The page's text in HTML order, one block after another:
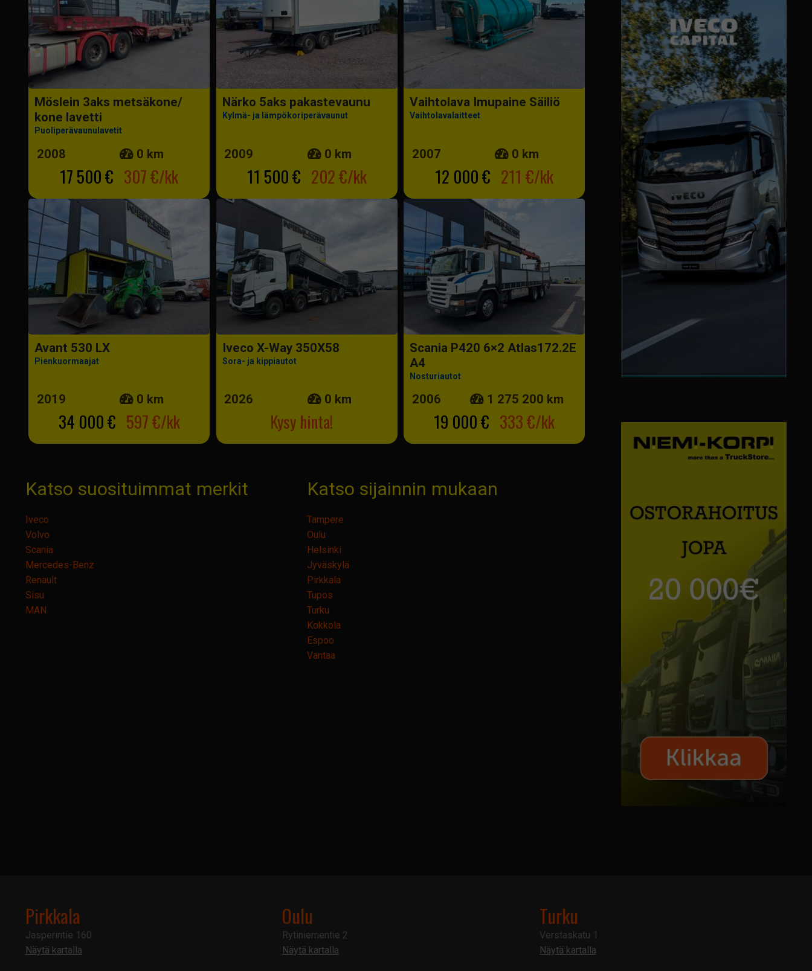
Möslein 3aks metsäkone/
kone lavetti
Puoliperävaunulavetit
2008 0 km
17 500 € 307 €/kk
Närko 5aks pakastevaunu
Kylmä- ja lämpökoriperävaunut
2009 0 km
11 500 € 202 €/kk
Vaihtolava Imupaine Säiliö
Vaihtolavalaitteet
2007 0 km
12 000 € 211 €/kk
Avant 530 LX
Pienkuormaajat
2019 0 km
34 000 € 597 €/kk
Iveco X-Way 350X58
Sora- ja kippiautot
2026 0 km
Kysy hinta!
Scania P420 6×2 Atlas172.2E
A4
Nosturiautot
2006 1 275 200 km
19 000 € 333 €/kk
Katso suosituimmat merkit
Iveco
Volvo
Scania
Mercedes-Benz
Renault
Sisu
MAN
Katso sijainnin mukaan
Tampere
Oulu
Helsinki
Jyväskylä
Pirkkala
Tupos
Turku
Kokkola
Espoo
Vantaa
Pirkkala
Jasperintie 160
Näytä kartalla
Oulu
Rytiniementie 2
Näytä kartalla
Turku
Verstaskatu 1
Näytä kartalla